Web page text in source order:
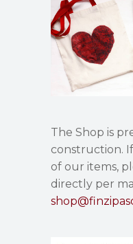
The Shop is
construction.
of our items,
directly per